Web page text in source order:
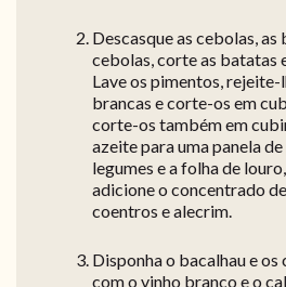
Descasque as cebolas, as
cebolas, corte as batatas
Lave os pimentos, rejeite-
brancas e corte-os em
corte-os também em
azeite para uma panela
legumes e a folha de
adicione o concentrado
coentros e alecrim.
Disponha o bacalhau e
com o vinho branco e o